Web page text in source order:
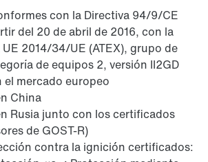
de eje hueco TorqLOC®
con la Directiva 94/9/CE
del 20 de abril de 2016, con la
2014/34/UE (ATEX), grupo de
de equipos 2, versión II2GD
el mercado europeo
China
Rusia junto con los certificados
de GOST-R)
contra la ignición certificados: